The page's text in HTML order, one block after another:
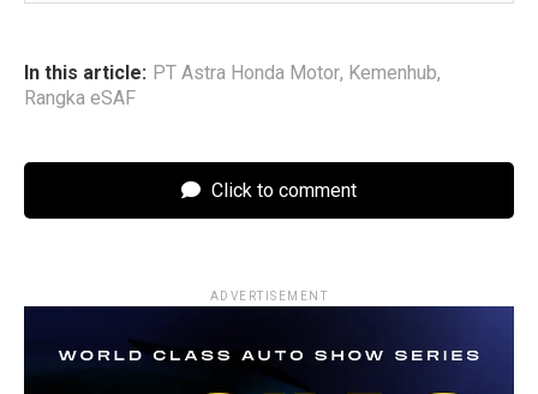
In this article: PT Astra Honda Motor, Kemenhub,
Rangka eSAF
Click to comment
ADVERTISEMENT